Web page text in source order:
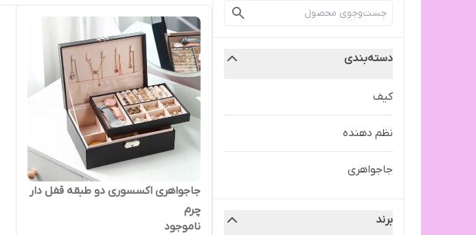
دسته‌بندی
کیف
نظم دهنده
جاجواهری
برند
جاجواهری اکسسوری دو طبقه قفل دار
چرم
ناموجود